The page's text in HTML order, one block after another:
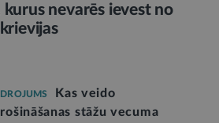
nevarēs ievest no
Kas veido
stāžu vecuma